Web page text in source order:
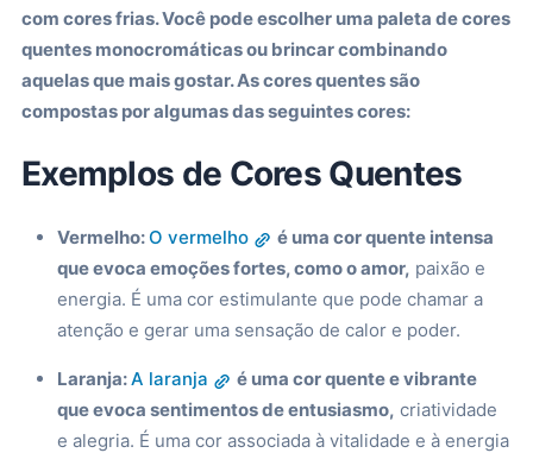
com cores frias. Você pode escolher uma paleta de cores
quentes monocromáticas ou brincar combinando
aquelas que mais gostar. As cores quentes são
compostas por algumas das seguintes cores:
Exemplos de Cores Quentes
Vermelho:O vermelho
é uma cor quente intensa
que evoca emoções fortes, como o amor, paixão e
energia. É uma cor estimulante que pode chamar a
atenção e gerar uma sensação de calor e poder.
Laranja:A laranja
é uma cor quente e vibrante
que evoca sentimentos de entusiasmo, criatividade
e alegria. É uma cor associada à vitalidade e à energia